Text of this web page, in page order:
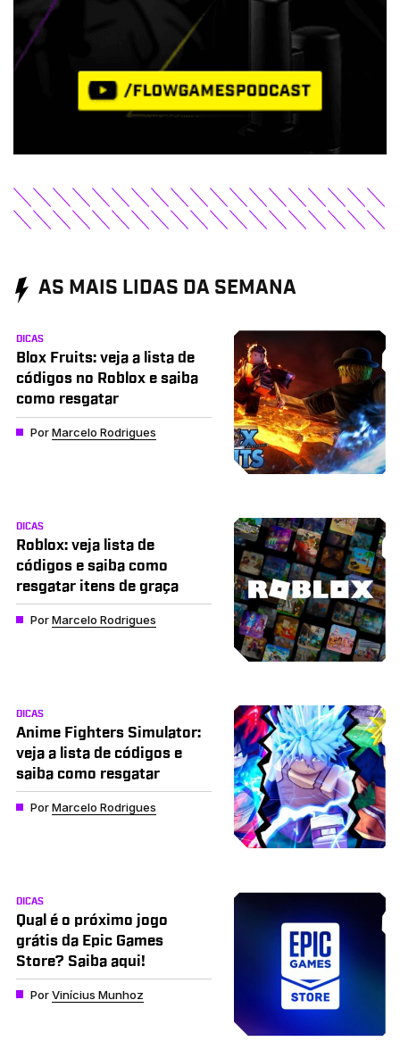
AS MAIS LIDAS DA SEMANA
DICAS
Blox Fruits: veja a lista de
códigos no Roblox e saiba
como resgatar
PorMarcelo Rodrigues
DICAS
Roblox: veja lista de
códigos e saiba como
resgatar itens de graça
PorMarcelo Rodrigues
DICAS
Anime Fighters Simulator:
veja a lista de códigos e
saiba como resgatar
PorMarcelo Rodrigues
DICAS
Qual é o próximo jogo
grátis da Epic Games
Store? Saiba aqui!
PorVinícius Munhoz